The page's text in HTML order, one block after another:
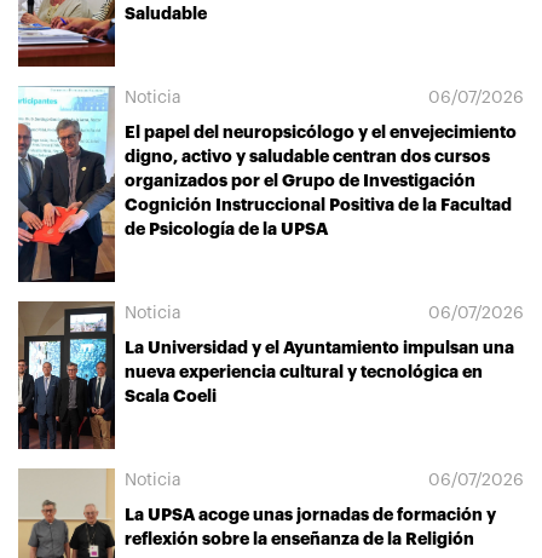
Saludable
Noticia
06/07/2026
El papel del neuropsicólogo y el envejecimiento
digno, activo y saludable centran dos cursos
organizados por el Grupo de Investigación
Cognición Instruccional Positiva de la Facultad
de Psicología de la UPSA
Noticia
06/07/2026
La Universidad y el Ayuntamiento impulsan una
nueva experiencia cultural y tecnológica en
Scala Coeli
Noticia
06/07/2026
La UPSA acoge unas jornadas de formación y
reflexión sobre la enseñanza de la Religión